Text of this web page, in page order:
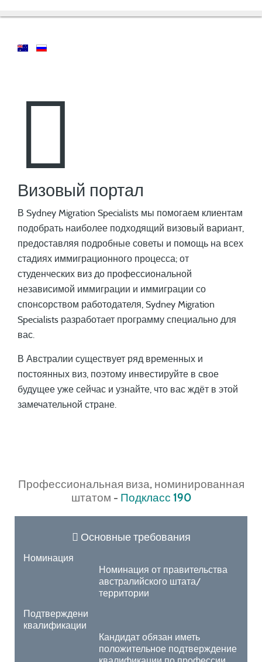
Визовый портал
В Sydney Migration Specialists мы помогаем клиентам
подобрать наиболее подходящий визовый вариант,
предоставляя подробные советы и помощь на всех
стадиях иммиграционного процесса; от
студенческих виз до профессиональной
независимой иммиграции и иммиграции со
спонсорством работодателя, Sydney Migration
Specialists разработает программу специально для
вас.
В Австралии существует ряд временных и
постоянных виз, поэтому инвестируйте в свое
будущее уже сейчас и узнайте, что вас ждёт в этой
замечательной стране.
Профессиональная виза, номинированная
штатом - Подкласс 190
Основные требования
Номинация
Номинация от правительства
австралийского штата/
территории
Подтверждение
квалификации
Кандидат обязан иметь
положительное подтверждение